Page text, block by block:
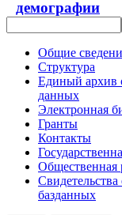
демографии
Общие
Структура
Единый архив
данных
Электронная
Гранты
Контакты
Общественная
базданных